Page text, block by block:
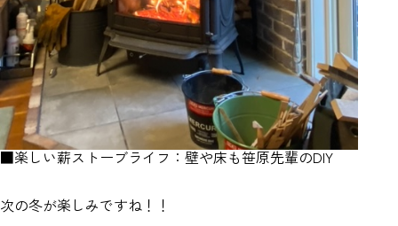
■楽しい薪ストーブライフ：壁や床も笹原先輩のDIY
次の冬が楽しみですね！！